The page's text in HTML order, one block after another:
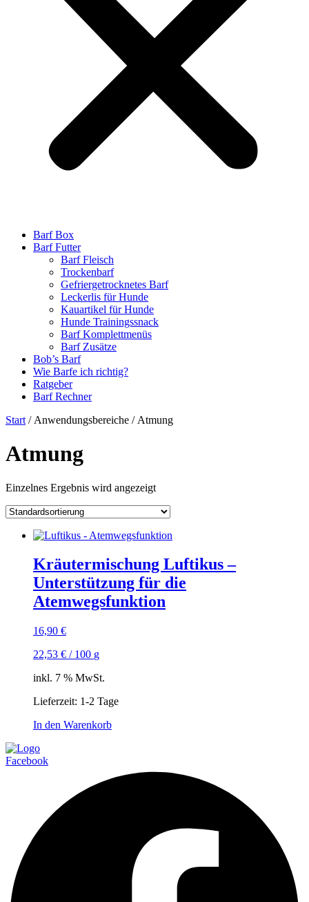
Barf Box
Barf Futter
Barf Fleisch
Trockenbarf
Gefriergetrocknetes Barf
Leckerlis für Hunde
Kauartikel für Hunde
Hunde Trainingssnack
Barf Komplettmenüs
Barf Zusätze
Bob’s Barf
Wie Barfe ich richtig?
Ratgeber
Barf Rechner
Start / Anwendungsbereiche / Atmung
Atmung
Einzelnes Ergebnis wird angezeigt
Kräutermischung Luftikus –
Unterstützung für die
Atemwegsfunktion
16,90 €
22,53 € / 100 g
inkl. 7 % MwSt.
Lieferzeit: 1-2 Tage
In den Warenkorb
Facebook